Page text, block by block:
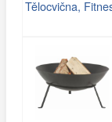
Tělocvična,